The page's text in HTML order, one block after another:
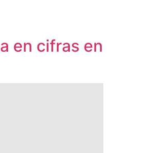
en cifras en